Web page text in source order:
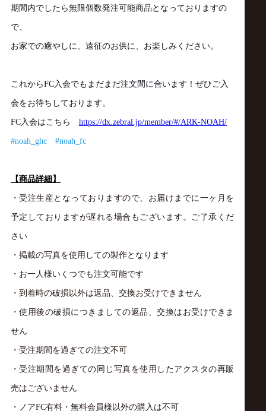
期間内でしたら無限個数発注可能商品となっておりますの
で、
お家での癒やしに、遠征のお供に、お楽しみください。
これからFC入会でもまだまだ注文間に合います！ぜひご入
会をお待ちしております。
FC入会はこちら https://dx.zebral.jp/member/#/ARK-NOAH/
#noah_ghc #noah_fc
【商品詳細】
・受注生産となっておりますので、お届けまでに一ヶ月を
予定しておりますが遅れる場合もございます。ご了承くだ
さい
・掲載の写真を使用しての製作となります
・お一人様いくつでも注文可能です
・到着時の破損以外は返品、交換お受けできません
・使用後の破損につきましての返品、交換はお受けできま
せん
・受注期間を過ぎての注文不可
・受注期間を過ぎての同じ写真を使用したアクスタの再販
売はございません
・ノアFC有料・無料会員様以外の購入は不可